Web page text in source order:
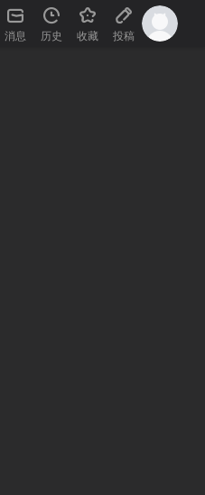
消息 历史 收藏 投稿